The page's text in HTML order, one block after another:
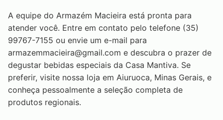
A equipe do Armazém Macieira está pronta para
atender você. Entre em contato pelo telefone (35)
99767-7155 ou envie um e-mail para
armazemmacieira@gmail.com e descubra o prazer de
degustar bebidas especiais da Casa Mantiva. Se
preferir, visite nossa loja em Aiuruoca, Minas Gerais, e
conheça pessoalmente a seleção completa de
produtos regionais.